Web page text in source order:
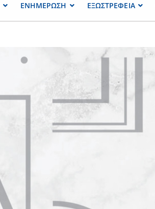
ΕΝΗΜΕΡΩΣΗ ΕΞΩΣΤΡΕΦΕΙΑ